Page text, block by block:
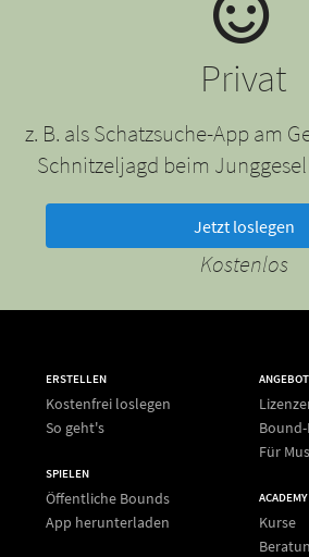
Privat
z. B. als Schatzsuche-App am
Schnitzeljagd beim
Jetzt loslegen
Kostenlos
ERSTELLEN
Kostenfrei loslegen
So geht's
SPIELEN
Öffentliche Bounds
App herunterladen
Für
ACADEMY
Kurse